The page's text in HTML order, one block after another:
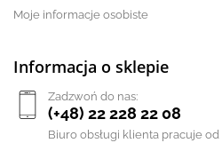
Moje informacje osobiste
Informacja o sklepie
Zadzwoń do nas:
(+48) 22 228 22 08
Biuro obsługi klienta pracuje